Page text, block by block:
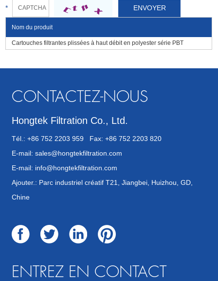
*
Nom du produit
Cartouches filtrantes plissées à haut débit en polyester série PBT
CONTACTEZ-NOUS
Hongtek Filtration Co., Ltd.
Tél.: +86 752 2203 959 Fax: +86 752 2203 820
E-mail: sales@hongtekfiltration.com
E-mail: info@hongtekfiltration.com
Ajouter.: Parc industriel créatif T21, Jiangbei, Huizhou, GD,
Chine
ENTREZ EN CONTACT